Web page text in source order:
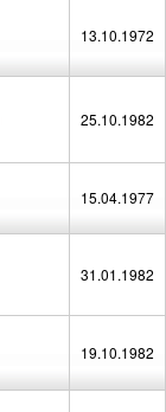
13.10.1972
25.10.1982
15.04.1977
31.01.1982
19.10.1982